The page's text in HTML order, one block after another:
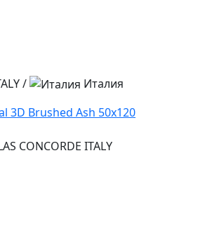
/
Италия
3D Brushed Ash 50x120
CONCORDE ITALY